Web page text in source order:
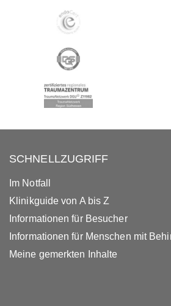
SCHNELLZUGRIFF
Im Notfall
Klinikguide von A bis Z
Informationen für Besucher
Informationen für Menschen mit
Meine gemerkten Inhalte